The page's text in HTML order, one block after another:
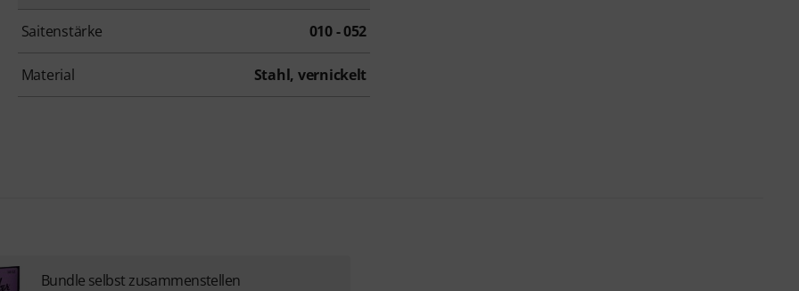
Saitenstärke 010 - 052
Material Stahl, vernickelt
Bundle selbst zusammenstellen